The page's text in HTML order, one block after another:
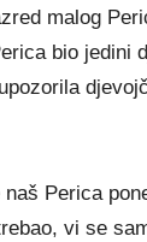
malog
bio jedini
Perica
vi se